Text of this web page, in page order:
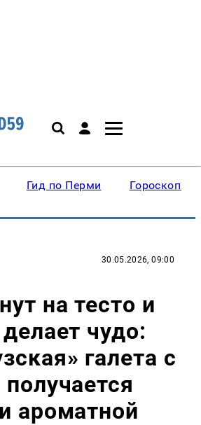
Гид по Перми Гороскопы
30.05.2026, 09:00
на тесто и
чудо:
галета с
ароматной